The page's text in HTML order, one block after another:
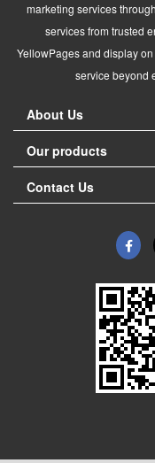
marketing services
services from trusted
YellowPages and display
service beyond
About Us
Our products
Contact Us